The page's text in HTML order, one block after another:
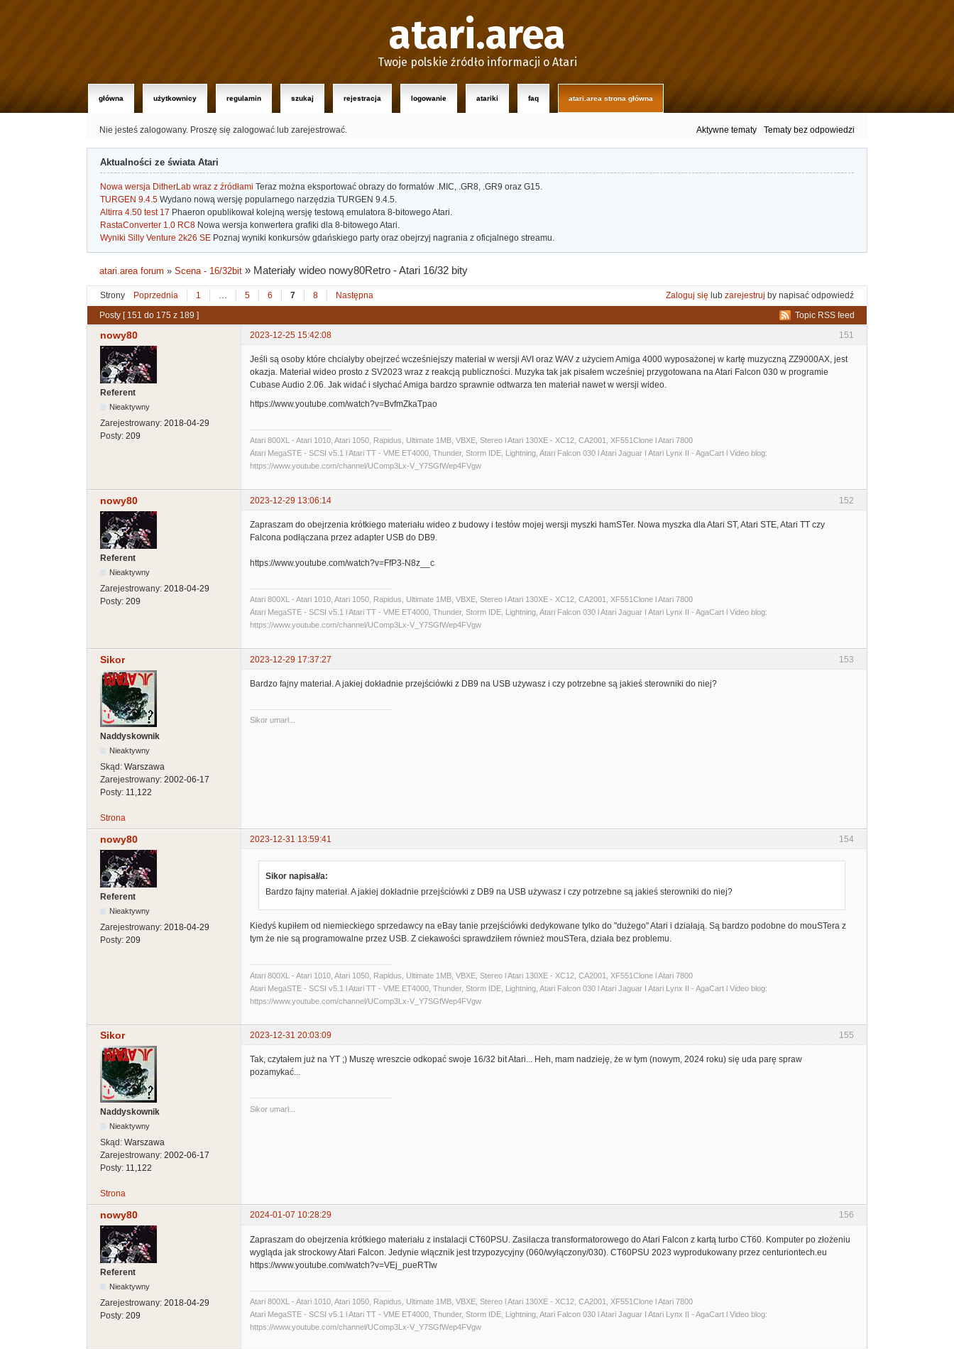
atari.area
Twoje polskie źródło informacji o Atari
główna użytkownicy regulamin szukaj rejestracja logowanie atariki faq atari.area strona główna
Nie jesteś zalogowany. Proszę się zalogować lub zarejestrować. Aktywne tematy Tematy bez odpowiedzi
Aktualności ze świata Atari
Nowa wersja DitherLab wraz z źródłami Teraz można eksportować obrazy do formatów .MIC, .GR8, .GR9 oraz G15.
TURGEN 9.4.5 Wydano nową wersję popularnego narzędzia TURGEN 9.4.5.
Altirra 4.50 test 17 Phaeron opublikował kolejną wersję testową emulatora 8-bitowego Atari.
RastaConverter 1.0 RC8 Nowa wersja konwertera grafiki dla 8-bitowego Atari.
Wyniki Silly Venture 2k26 SE Poznaj wyniki konkursów gdańskiego party oraz obejrzyj nagrania z oficjalnego streamu.
atari.area forum »Scena - 16/32bit » Materiały wideo nowy80Retro - Atari 16/32 bity
Strony Poprzednia 1 … 5 6 7 8 Następna Zaloguj się lub zarejestruj by napisać odpowiedź
Topic RSS feed
Posty [ 151 do 175 z 189 ]
151
nowy80 2023-12-25 15:42:08
Referent
Nieaktywny
Zarejestrowany: 2018-04-29
Posty: 209
Jeśli są osoby które chciałyby obejrzeć wcześniejszy materiał w wersji AVI oraz WAV z użyciem Amiga 4000 wyposażonej w kartę muzyczną ZZ9000AX, jest
okazja. Materiał wideo prosto z SV2023 wraz z reakcją publiczności. Muzyka tak jak pisałem wcześniej przygotowana na Atari Falcon 030 w programie
Cubase Audio 2.06. Jak widać i słychać Amiga bardzo sprawnie odtwarza ten materiał nawet w wersji wideo.
https://www.youtube.com/watch?v=BvfmZkaTpao
Atari 800XL - Atari 1010, Atari 1050, Rapidus, Ultimate 1MB, VBXE, Stereo l Atari 130XE - XC12, CA2001, XF551Clone l Atari 7800
Atari MegaSTE - SCSI v5.1 l Atari TT - VME ET4000, Thunder, Storm IDE, Lightning, Atari Falcon 030 l Atari Jaguar I Atari Lynx II - AgaCart l Video blog:
https://www.youtube.com/channel/UComp3Lx-V_Y7SGfWep4FVgw
152
nowy80 2023-12-29 13:06:14
Referent
Nieaktywny
Zarejestrowany: 2018-04-29
Posty: 209
Zapraszam do obejrzenia krótkiego materiału wideo z budowy i testów mojej wersji myszki hamSTer. Nowa myszka dla Atari ST, Atari STE, Atari TT czy
Falcona podłączana przez adapter USB do DB9.
https://www.youtube.com/watch?v=FfP3-N8z__c
Atari 800XL - Atari 1010, Atari 1050, Rapidus, Ultimate 1MB, VBXE, Stereo l Atari 130XE - XC12, CA2001, XF551Clone l Atari 7800
Atari MegaSTE - SCSI v5.1 l Atari TT - VME ET4000, Thunder, Storm IDE, Lightning, Atari Falcon 030 l Atari Jaguar I Atari Lynx II - AgaCart l Video blog:
https://www.youtube.com/channel/UComp3Lx-V_Y7SGfWep4FVgw
153
Sikor 2023-12-29 17:37:27
Naddyskownik
Nieaktywny
Skąd: Warszawa
Zarejestrowany: 2002-06-17
Posty: 11,122
Bardzo fajny materiał. A jakiej dokładnie przejściówki z DB9 na USB używasz i czy potrzebne są jakieś sterowniki do niej?
Sikor umarł...
Strona
154
nowy80 2023-12-31 13:59:41
Referent
Nieaktywny
Zarejestrowany: 2018-04-29
Posty: 209
Sikor napisał/a:
Bardzo fajny materiał. A jakiej dokładnie przejściówki z DB9 na USB używasz i czy potrzebne są jakieś sterowniki do niej?
Kiedyś kupiłem od niemieckiego sprzedawcy na eBay tanie przejściówki dedykowane tylko do "dużego" Atari i działają. Są bardzo podobne do mouSTera z
tym że nie są programowalne przez USB. Z ciekawości sprawdziłem również mouSTera, działa bez problemu.
Atari 800XL - Atari 1010, Atari 1050, Rapidus, Ultimate 1MB, VBXE, Stereo l Atari 130XE - XC12, CA2001, XF551Clone l Atari 7800
Atari MegaSTE - SCSI v5.1 l Atari TT - VME ET4000, Thunder, Storm IDE, Lightning, Atari Falcon 030 l Atari Jaguar I Atari Lynx II - AgaCart l Video blog:
https://www.youtube.com/channel/UComp3Lx-V_Y7SGfWep4FVgw
155
Sikor 2023-12-31 20:03:09
Naddyskownik
Nieaktywny
Skąd: Warszawa
Zarejestrowany: 2002-06-17
Posty: 11,122
Tak, czytałem już na YT ;) Muszę wreszcie odkopać swoje 16/32 bit Atari... Heh, mam nadzieję, że w tym (nowym, 2024 roku) się uda parę spraw
pozamykać...
Sikor umarł...
Strona
156
nowy80 2024-01-07 10:28:29
Referent
Nieaktywny
Zarejestrowany: 2018-04-29
Posty: 209
Zapraszam do obejrzenia krótkiego materiału z instalacji CT60PSU. Zasilacza transformatorowego do Atari Falcon z kartą turbo CT60. Komputer po złożeniu
wygląda jak strockowy Atari Falcon. Jedynie włącznik jest trzypozycyjny (060/wyłączony/030). CT60PSU 2023 wyprodukowany przez centuriontech.eu
https://www.youtube.com/watch?v=VEj_pueRTIw
Atari 800XL - Atari 1010, Atari 1050, Rapidus, Ultimate 1MB, VBXE, Stereo l Atari 130XE - XC12, CA2001, XF551Clone l Atari 7800
Atari MegaSTE - SCSI v5.1 l Atari TT - VME ET4000, Thunder, Storm IDE, Lightning, Atari Falcon 030 l Atari Jaguar I Atari Lynx II - AgaCart l Video blog:
https://www.youtube.com/channel/UComp3Lx-V_Y7SGfWep4FVgw